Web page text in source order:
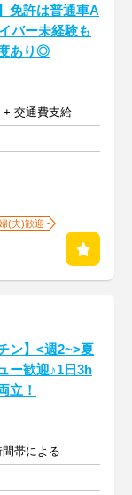
免許は普通車A
バー未経験も
あり◎
+ 交通費支給
(夫)歓迎
ン】<週2~>夏
ー歓迎♪1日3h
立！
帯による